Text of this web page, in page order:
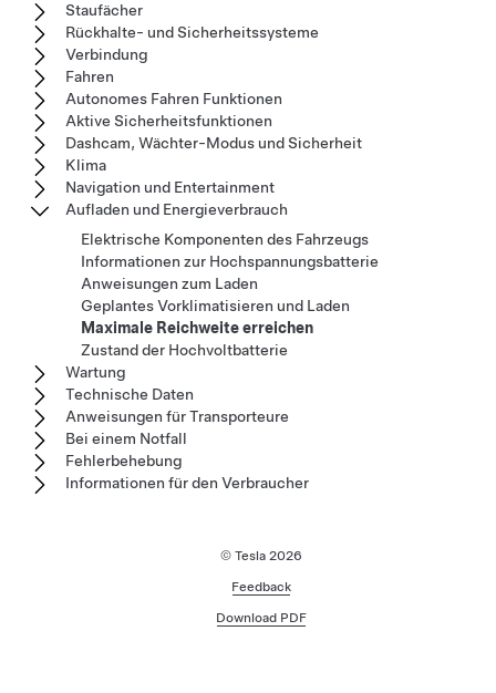
Staufächer
Rückhalte- und Sicherheitssysteme
Verbindung
Fahren
Autonomes Fahren Funktionen
Aktive Sicherheitsfunktionen
Dashcam, Wächter-Modus und Sicherheit
Klima
Navigation und Entertainment
Aufladen und Energieverbrauch
Elektrische Komponenten des Fahrzeugs
Informationen zur Hochspannungsbatterie
Anweisungen zum Laden
Geplantes Vorklimatisieren und Laden
Maximale Reichweite erreichen
Zustand der Hochvoltbatterie
Wartung
Technische Daten
Anweisungen für Transporteure
Bei einem Notfall
Fehlerbehebung
Informationen für den Verbraucher
© Tesla 2026
Feedback
Download PDF